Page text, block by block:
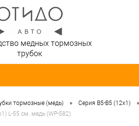
медных тормозных
трубок
тормозные (медь) • Серия B5-B5 (12х1) •
L-55 см. медь (WP-582)